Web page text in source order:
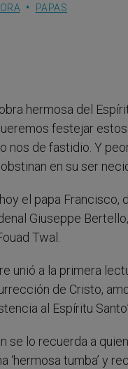
PAPAS
hermosa del
festejar
nos de fastidio. Y
en su ser
el papa Francisco,
Giuseppe
Twal.
unió a la primera
de Cristo,
al Espíritu
se lo recuerda a
‘hermosa tumba’ y